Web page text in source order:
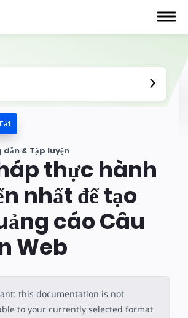
dẫn & Tập luyện
thực hành
nhất để tạo
cáo Câu
Web
this documentation is not
to your currently selected format